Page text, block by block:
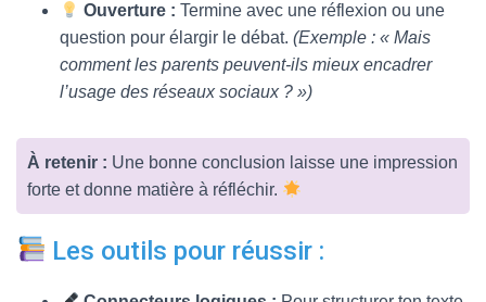
Ouverture : Termine avec une réflexion ou une
question pour élargir le débat. (Exemple : « Mais
comment les parents peuvent-ils mieux encadrer
l’usage des réseaux sociaux ? »)
À retenir : Une bonne conclusion laisse une impression
forte et donne matière à réfléchir.
Les outils pour réussir :